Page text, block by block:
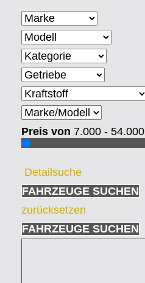
Preis von 7.000 - 54.000
Detailsuche
FAHRZEUGE SUCHEN
zurücksetzen
FAHRZEUGE SUCHEN